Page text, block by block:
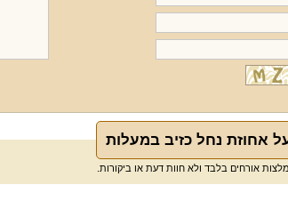
אחוזת נחל כזיב במעלות